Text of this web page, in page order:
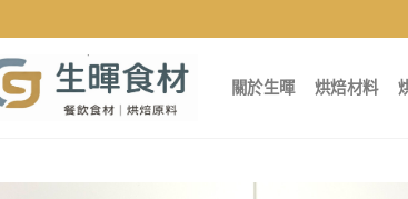
關於生暉 烘焙材料